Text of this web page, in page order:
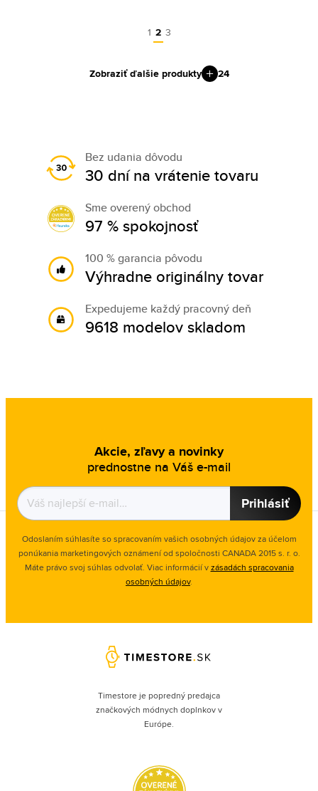
1 2 3
Zobraziť ďalšie produkty 24
Bez udania dôvodu
30 dní na vrátenie tovaru
Sme overený obchod
97 % spokojnosť
100 % garancia pôvodu
Výhradne originálny tovar
Expedujeme každý pracovný deň
9618 modelov skladom
Akcie, zľavy a novinky
prednostne na Váš e-mail
Prihlásiť
Odoslaním súhlasíte so spracovaním vašich osobných údajov za účelom
ponúkania marketingových oznámení od spoločnosti CANADA 2015 s. r. o.
Máte právo svoj súhlas odvolať. Viac informácií vzásadách spracovania
osobných údajov.
Timestore je popredný predajca
značkových módnych doplnkov v
Európe.